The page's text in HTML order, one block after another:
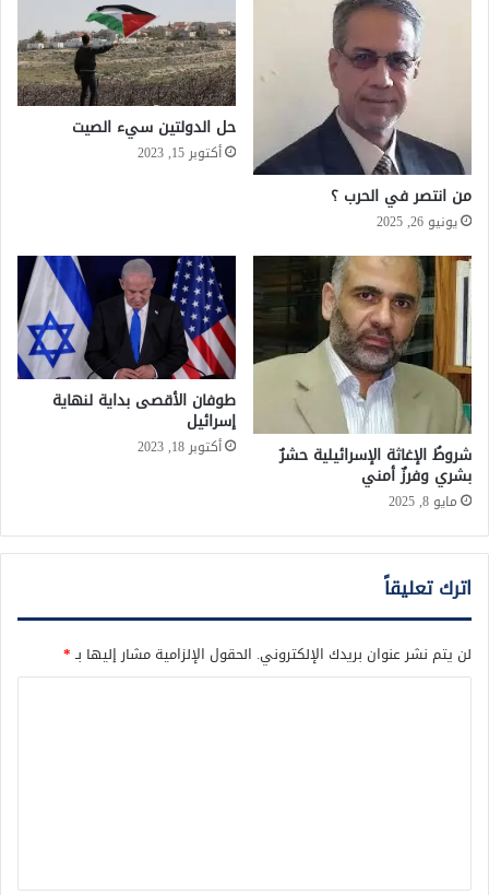
من انتصر في الحرب ؟
يونيو 26, 2025
حل الدولتين سيء الصيت
أكتوبر 15, 2023
شروطُ الإغاثة الإسرائيلية حشرٌ
بشري وفرزٌ أمني
مايو 8, 2025
طوفان الأقصى بداية لنهاية
إسرائيل
أكتوبر 18, 2023
اترك تعليقاً
لن يتم نشر عنوان بريدك الإلكتروني. الحقول الإلزامية مشار إليها بـ*
ق